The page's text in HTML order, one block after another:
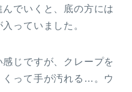
でいくと、底の方には
っていました。
じですが、クレープを
くって手が汚れる…。ウ